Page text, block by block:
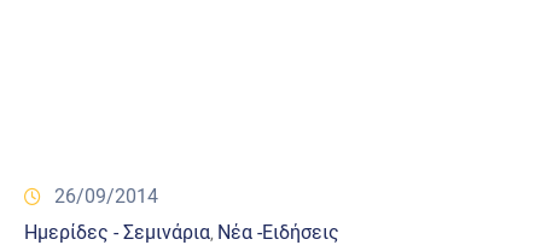
26/09/2014
Ημερίδες - Σεμινάρια‚ Νέα -Ειδήσεις